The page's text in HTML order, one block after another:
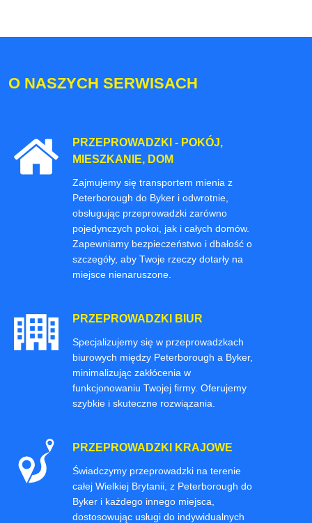
O NASZYCH SERWISACH
PRZEPROWADZKI - POKÓJ,
MIESZKANIE, DOM
Zajmujemy się transportem mienia z
Peterborough do Byker i odwrotnie,
obsługując przeprowadzki zarówno
pojedynczych pokoi, jak i całych domów.
Zapewniamy bezpieczeństwo i dbałość o
szczegóły, aby Twoje rzeczy dotarły na
miejsce nienaruszone.
PRZEPROWADZKI BIUR
Specjalizujemy się w przeprowadzkach
biurowych między Peterborough a Byker,
minimalizując zakłócenia w
funkcjonowaniu Twojej firmy. Oferujemy
szybkie i skuteczne rozwiązania.
PRZEPROWADZKI KRAJOWE
Świadczymy przeprowadzki na terenie
całej Wielkiej Brytanii, z Peterborough do
Byker i każdego innego miejsca,
dostosowując usługi do indywidualnych